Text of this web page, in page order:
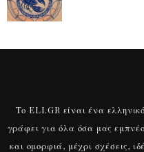
Το ELI.GR είναι ένα
γράφει για όλα όσα μας
και ομορφιά, μέχρι σχέσεις,